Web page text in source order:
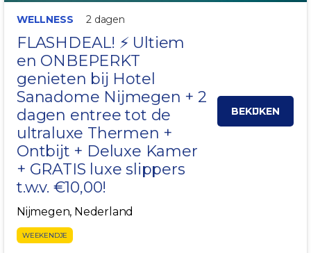
WELLNESS 2 dagen
FLASHDEAL! ⚡ Ultiem
en ONBEPERKT
genieten bij Hotel
Sanadome Nijmegen + 2
dagen entree tot de
ultraluxe Thermen +
Ontbijt + Deluxe Kamer
+ GRATIS luxe slippers
t.w.v. €10,00!
Nijmegen, Nederland
WEEKENDJE
BEKIJKEN